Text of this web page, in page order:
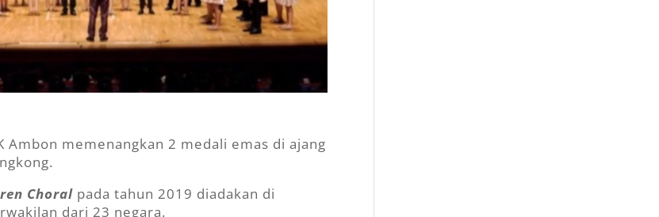
Ambon memenangkan 2 medali emas di ajang
Choral pada tahun 2019 diadakan di
dari 23 negara.